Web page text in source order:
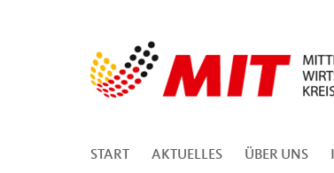
START AKTUELLES ÜBER UNS